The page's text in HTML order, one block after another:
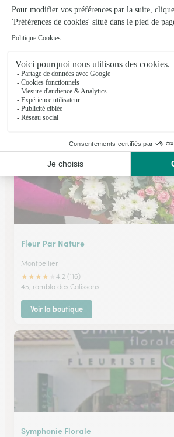
Laverune
★★★★★4.8 (40)
2, avenue du Château
Voir la boutique
Fleur Par Nature
Montpellier
★★★★
4.2 (116)
45, rambla des Calissons
Voir la boutique
Symphonie Florale